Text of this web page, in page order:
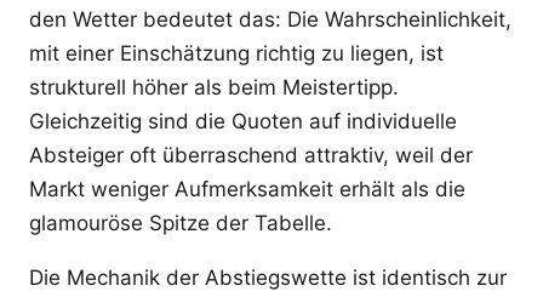
den Wetter bedeutet das: Die Wahrscheinlichkeit,
mit einer Einschätzung richtig zu liegen, ist
strukturell höher als beim Meistertipp.
Gleichzeitig sind die Quoten auf individuelle
Absteiger oft überraschend attraktiv, weil der
Markt weniger Aufmerksamkeit erhält als die
glamouröse Spitze der Tabelle.
Die Mechanik der Abstiegswette ist identisch zur